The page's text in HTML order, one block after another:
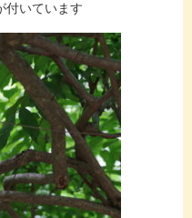
付いています